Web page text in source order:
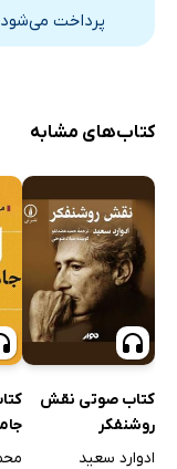
بخش هجدهم
معرفی عوامل
پرداخت
کتاب‌های مشابه
کتاب صوتی نقش
روشنفکر
ادوارد سعید
3 مقاله دیگر